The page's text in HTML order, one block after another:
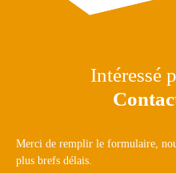
Intéressé
Merci de remplir le formulaire,
plus brefs délais.